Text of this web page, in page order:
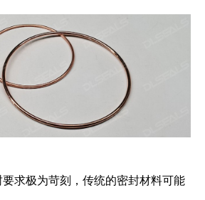
求极为苛刻，传统的密封材料可能